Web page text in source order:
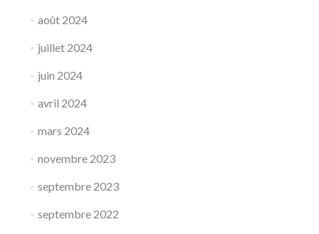
août 2024
juillet 2024
juin 2024
avril 2024
mars 2024
novembre 2023
septembre 2023
septembre 2022